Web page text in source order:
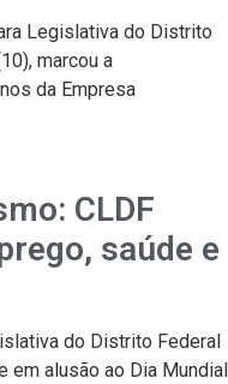
Legislativa do Distrito
marcou a
da Empresa
CLDF
saúde e
do Distrito Federal
em alusão ao Dia Mundial